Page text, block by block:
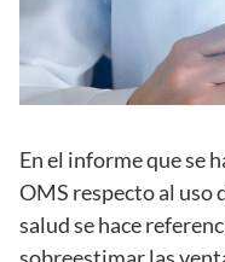
En el informe que se
OMS respecto al uso
salud se hace